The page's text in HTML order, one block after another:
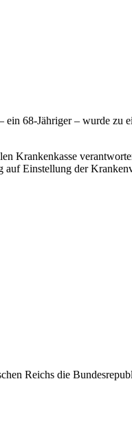
68-Jähriger – wurde zu
Krankenkasse
Einstellung der
Reichs die